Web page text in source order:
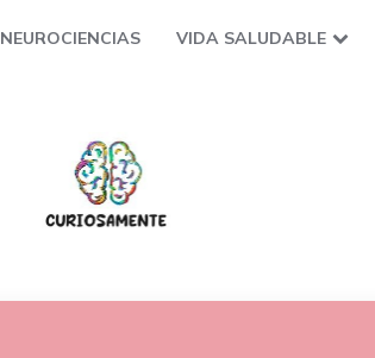
NEUROCIENCIAS VIDA SALUDABLE